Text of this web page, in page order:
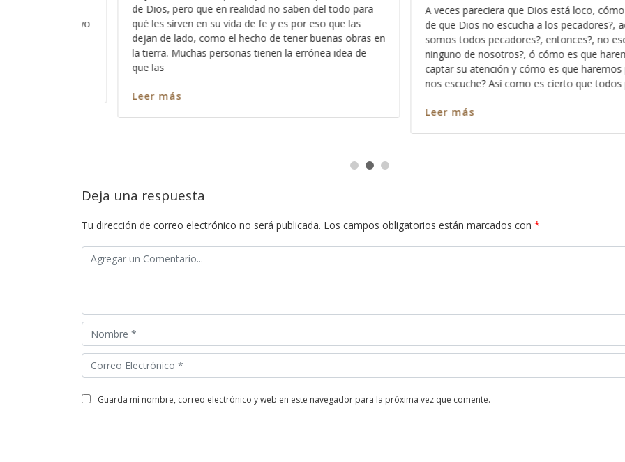
y es por eso que las
A veces pareciera que Dios está loco, cómo está eso
de que Dios no escucha a los pecadores?, acaso no
somos todos pecadores?, entonces?, no escucha a
ninguno de nosotros?, ó cómo es que haremos para
Hace días que reflexiono acerca de
Dios pues ese método que Dios
los significados no ocultos sino
palabra, entre más nos vamos
más profundo nos permite Dios ver
en cada pasaja y más claro nos
Leer más
Deja una respuesta
Tu dirección de correo electrónico no será publicada. Los campos obligatorios están marcados con *
guarda mi nombre, correo electrónico y web en este navegador para la próxima vez que comente.